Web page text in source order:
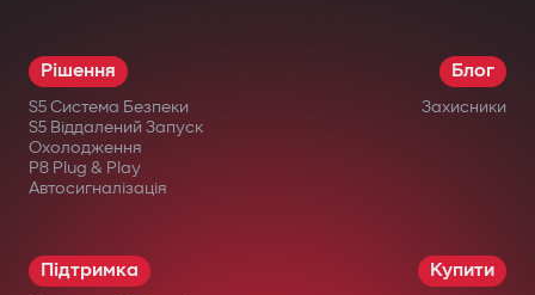
Рішення
S5 Система Безпеки
S5 Віддалений Запуск
Охолодження
P8 Plug & Play
Автосигналізація
Блог
Захисники
Підтримка Купити